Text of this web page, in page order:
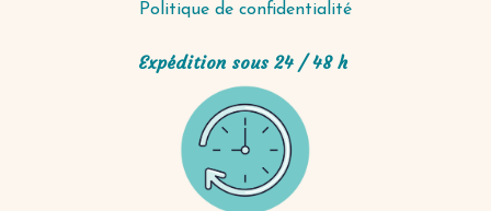
Politique de confidentialité
Expédition sous 24 / 48 h